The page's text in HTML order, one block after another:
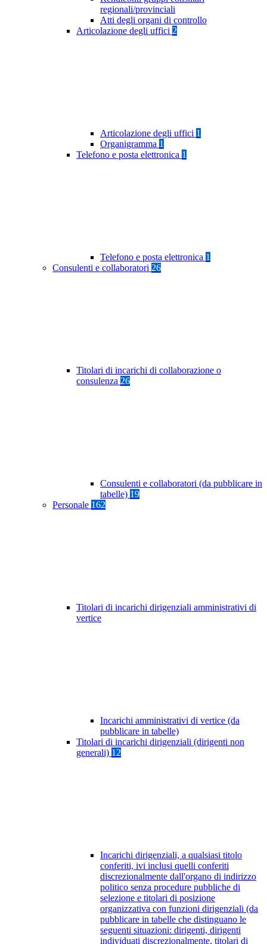
regionali/provinciali
Atti degli organi di controllo
Articolazione degli uffici 2
Articolazione degli uffici 1
Organigramma 1
Telefono e posta elettronica 1
Telefono e posta elettronica 1
Consulenti e collaboratori 26
Titolari di incarichi di collaborazione o
consulenza 26
Consulenti e collaboratori (da pubblicare in
tabelle) 19
Personale 162
Titolari di incarichi dirigenziali amministrativi di
vertice
Incarichi amministrativi di vertice (da
pubblicare in tabelle)
Titolari di incarichi dirigenziali (dirigenti non
generali) 12
Incarichi dirigenziali, a qualsiasi titolo
conferiti, ivi inclusi quelli conferiti
discrezionalmente dall'organo di indirizzo
politico senza procedure pubbliche di
selezione e titolari di posizione
organizzativa con funzioni dirigenziali (da
pubblicare in tabelle che distinguano le
seguenti situazioni: dirigenti, dirigenti
individuati discrezionalmente, titolari di